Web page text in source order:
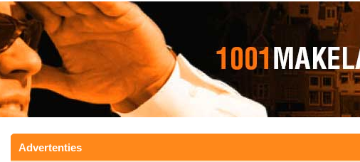
Advertenties